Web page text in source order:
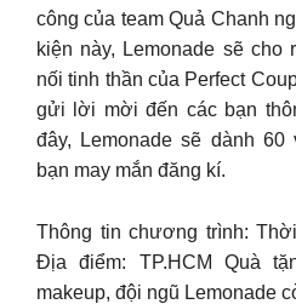
công của team Quả Chanh
kiện này, Lemonade sẽ cho
nối tinh thần của Perfect
gửi lời mời đến các bạn
đây, Lemonade sẽ dành
bạn may mắn đăng kí.
Thông tin chương trình:
Địa điểm: TP.HCM Quà
makeup, đội ngũ Lemonade